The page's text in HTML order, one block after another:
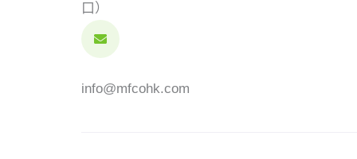
口）
info@mfcohk.com